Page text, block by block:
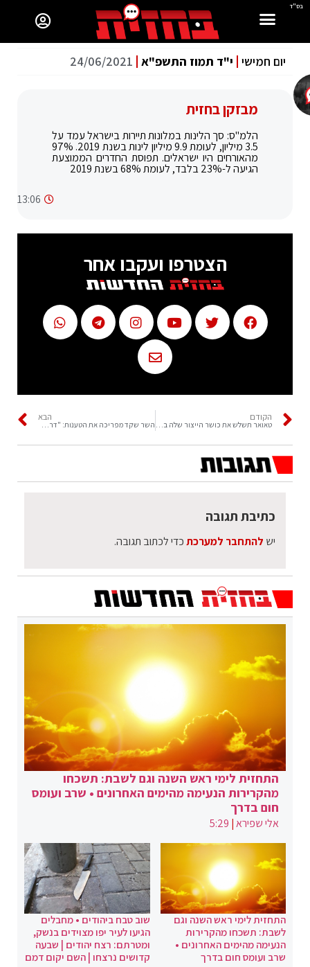
בס"ד
יום חמישי י"ד תמוז התשפ"א 24/06/2021
מבזקן בחזית
הלמ"ס: סך הלינות במלונות תיירות בישראל עמד על
3.5 מיליון, לעומת 9.9 מיליון לינות בשנת 2019. 97%
מהאורחים היו ישראלים. תפוסת החדרים הממוצעת
הגיעה ל-23% בלבד, לעומת 68% בשנת 2019
13:06
הצטרפו ועקבו אחר
הקודם הבא
כתיבת תגובה
יש להתחבר למערכתכדי לכתוב תגובה.
התחזית לימי ראש השנה וגם לשבת: תשכחו
מהקרירות הנעימה מהימים האחרונים • שרב ועומס
חום בדרך
אלי שפירא|
5:29
התחזית לימי ראש השנה וגם
לשבת: תשכחו מהקרירות
הנעימה מהימים האחרונים •
שרב ועומס חום בדרך
שוב טבח ביהודים • מחבלים
הגיעו לעיר יפו מצוידים בנשק,
ומטרתם: רצח יהודים | שבעה
קדושים נרצחו | השם יקום דמם